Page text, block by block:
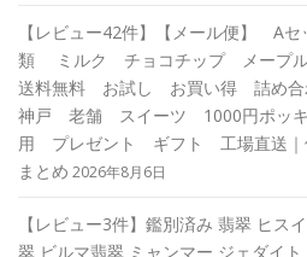
【レビュー42件】【メール便】 A
類 ミルク チョコチップ メープ
送料無料 お試し お買い得 詰め
神戸 老舗 スイーツ 1000円ポッ
用 プレゼント ギフト 工場直送｜
まとめ 2026年8月6日
【レビュー3件】鑑別済み 翡翠 ヒス
翠 ビルマ翡翠 ミャンマー ジェダイ